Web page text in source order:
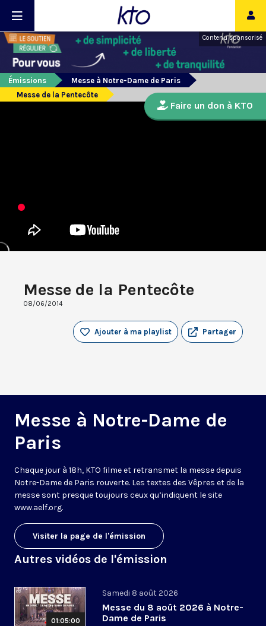
Contenu sponsorisé
Émissions
Messe à Notre-Dame de Paris
Messe de la Pentecôte
Messe de la Pentecôte
08/06/2014
Partager
Ajouter à ma playlist
Messe à Notre-Dame de
Paris
Chaque jour à 18h, KTO filme et retransmet la messe depuis
Notre-Dame de Paris rouverte. Les textes des Vêpres et de la
messe sont presque toujours ceux qu’indiquent le site
www.aelf.org.
Visiter la page de l'émission
Autres vidéos de l'émission
01:05:00
Samedi 8 août 2026
Messe du 8 août 2026 à Notre-
Dame de Paris
Faire un don à KTO